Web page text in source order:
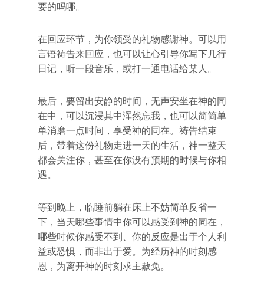
要的吗哪。
在回应环节，为你领受的礼物感谢神。可以用
言语祷告来回应，也可以让心引导你写下几行
日记，听一段音乐，或打一通电话给某人。
最后，要留出安静的时间，无声安坐在神的同
在中，可以沉浸其中浑然忘我，也可以简简单
单消磨一点时间，享受神的同在。祷告结束
后，带着这份礼物走进一天的生活，神一整天
都会关注你，甚至在你没有预期的时候与你相
遇。
等到晚上，临睡前躺在床上不妨简单反省一
下，当天哪些事情中你可以感受到神的同在，
哪些时候你感受不到、你的反应是出于个人利
益或恐惧，而非出于爱。为经历神的时刻感
恩，为离开神的时刻求主赦免。